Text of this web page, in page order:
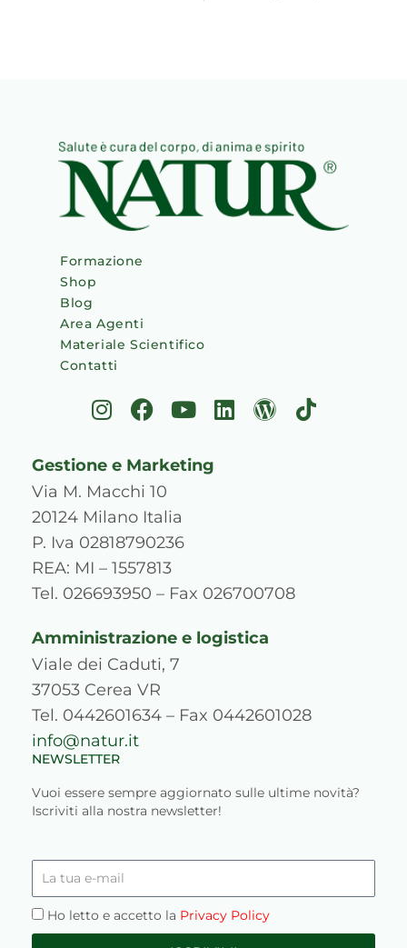
Formazione
Shop
Blog
Area Agenti
Materiale Scientifico
Contatti
I
n
t
a
g
r
a
m
F
a
e
b
o
o
k
Y
o
t
e
L
i
W
o
s
T
i
Gestione e Marketing
Via M. Macchi 10
20124 Milano Italia
P. Iva 02818790236
REA: MI – 1557813
Tel. 026693950 – Fax 026700708
Amministrazione e logistica
Viale dei Caduti, 7
37053 Cerea VR
Tel. 0442601634 – Fax 0442601028
info@natur.it
NEWSLETTER
Vuoi essere sempre aggiornato sulle ultime novità?
Iscriviti alla nostra newsletter!
tua
mail
Privacy
Ho letto e accetto la Privacy Policy